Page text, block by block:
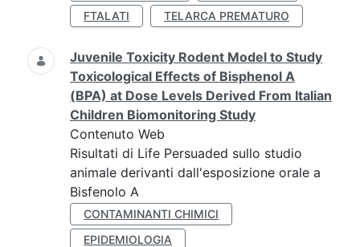
FTALATI
TELARCA PREMATURO
Juvenile Toxicity Rodent Model to Study
Toxicological Effects of Bisphenol A
(BPA) at Dose Levels Derived From Italian
Children Biomonitoring Study
Contenuto Web
Risultati di Life Persuaded sullo studio
animale derivanti dall'esposizione orale a
Bisfenolo A
CONTAMINANTI CHIMICI
EPIDEMIOLOGIA